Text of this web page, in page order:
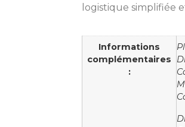
logistique simplifiée
Informations
complémentaires
: